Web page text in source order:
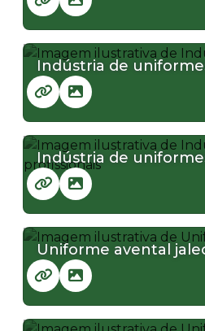
Indústria de
Indústria de
Uniforme avental